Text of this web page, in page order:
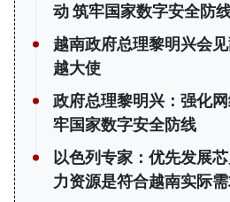
动 筑牢国家数字安全防
越南政府总理黎明兴会
越大使
政府总理黎明兴：强化
牢国家数字安全防线
以色列专家：优先发展
力资源是符合越南实际